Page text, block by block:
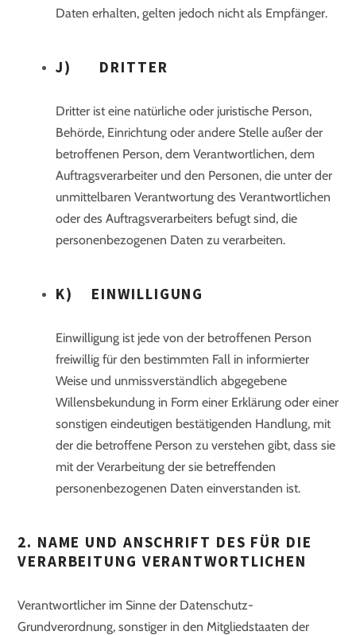
Daten erhalten, gelten jedoch nicht als Empfänger.
J) DRITTER
Dritter ist eine natürliche oder juristische Person,
Behörde, Einrichtung oder andere Stelle außer der
betroffenen Person, dem Verantwortlichen, dem
Auftragsverarbeiter und den Personen, die unter der
unmittelbaren Verantwortung des Verantwortlichen
oder des Auftragsverarbeiters befugt sind, die
personenbezogenen Daten zu verarbeiten.
K) EINWILLIGUNG
Einwilligung ist jede von der betroffenen Person
freiwillig für den bestimmten Fall in informierter
Weise und unmissverständlich abgegebene
Willensbekundung in Form einer Erklärung oder einer
sonstigen eindeutigen bestätigenden Handlung, mit
der die betroffene Person zu verstehen gibt, dass sie
mit der Verarbeitung der sie betreffenden
personenbezogenen Daten einverstanden ist.
2. NAME UND ANSCHRIFT DES FÜR DIE
VERARBEITUNG VERANTWORTLICHEN
Verantwortlicher im Sinne der Datenschutz-
Grundverordnung, sonstiger in den Mitgliedstaaten der